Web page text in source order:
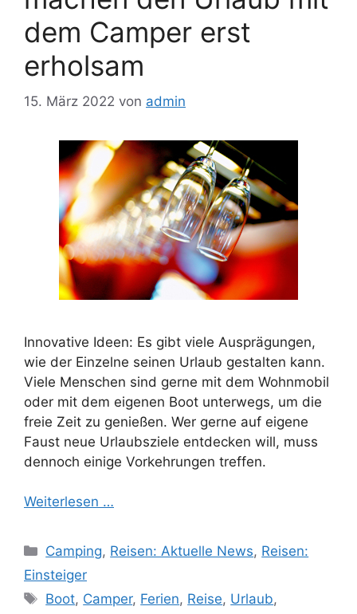
dem Camper erst
erholsam
15. März 2022 von admin
Innovative Ideen: Es gibt viele Ausprägungen,
wie der Einzelne seinen Urlaub gestalten kann.
Viele Menschen sind gerne mit dem Wohnmobil
oder mit dem eigenen Boot unterwegs, um die
freie Zeit zu genießen. Wer gerne auf eigene
Faust neue Urlaubsziele entdecken will, muss
dennoch einige Vorkehrungen treffen.
Weiterlesen …
Kategorien
Camping, Reisen: Aktuelle News, Reisen:
Einsteiger
Schlagwörter
Boot, Camper, Ferien, Reise, Urlaub,